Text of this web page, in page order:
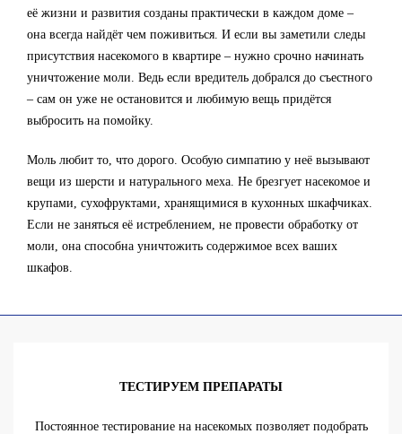
её жизни и развития созданы практически в каждом доме –
она всегда найдёт чем поживиться. И если вы заметили следы
присутствия насекомого в квартире – нужно срочно начинать
уничтожение моли. Ведь если вредитель добрался до съестного
– сам он уже не остановится и любимую вещь придётся
выбросить на помойку.
Моль любит то, что дорого. Особую симпатию у неё вызывают
вещи из шерсти и натурального меха. Не брезгует насекомое и
крупами, сухофруктами, хранящимися в кухонных шкафчиках.
Если не заняться её истреблением, не провести обработку от
моли, она способна уничтожить содержимое всех ваших
шкафов.
ТЕСТИРУЕМ ПРЕПАРАТЫ
Постоянное тестирование на насекомых позволяет подобрать